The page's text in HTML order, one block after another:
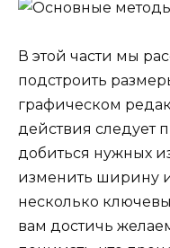
В этой части мы
подстроить
графическом
действия следует
добиться нужных
изменить ширину
несколько
вам достичь